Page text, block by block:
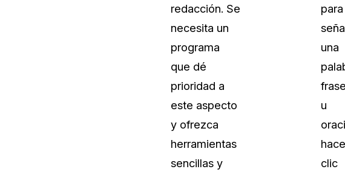
Recomendaciones
utilizan CaseGuard studio a diario
Más información sobre
misión
Trabaja con nosotros
redacción. Se
necesita un
programa
que dé
prioridad a
este aspecto
y ofrezca
herramientas
sencillas y
para
una
u
clic